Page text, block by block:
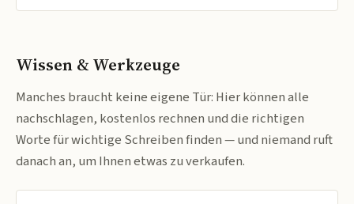
Wissen & Werkzeuge
Manches braucht keine eigene Tür: Hier können alle
nachschlagen, kostenlos rechnen und die richtigen
Worte für wichtige Schreiben finden — und niemand ruft
danach an, um Ihnen etwas zu verkaufen.